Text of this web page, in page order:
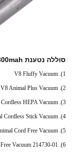
סוללה נטענת 3800mah המתאימה לכל שואבי אבק דייסון לדגם-V8
1). V8 Fluffy Vacuum
2). V8 Animal Plus Vacuum
3). V8 Animal Cordless HEPA Vacuum
4). V8 Animal Cordless Stick Vacuum
5). V8 Animal Cord Free Vacuum
6). 214730-01 V8 Absolute Cord-Free Vacuum